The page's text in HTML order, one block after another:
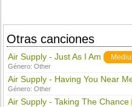
Otras canciones
Air Supply - Just As I Am
Género:Other
Air Supply - Having You Near
Género:Other
Air Supply - Taking The Chance